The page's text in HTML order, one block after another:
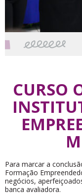
CURSO
Para marcar a
Formação
negócios,
banca avaliadora.